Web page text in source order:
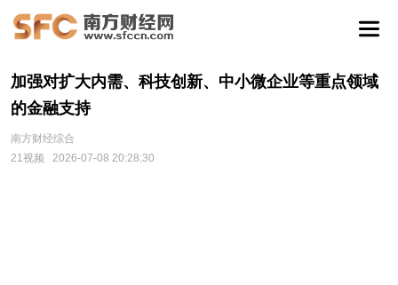
加强对扩大内需、科技创新、中小微企业等重点领域
的金融支持
南方财经综合
21视频
2026-07-08 20:28:30